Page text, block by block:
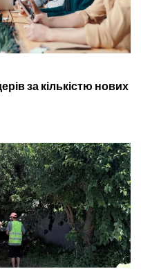
за кількістю нових